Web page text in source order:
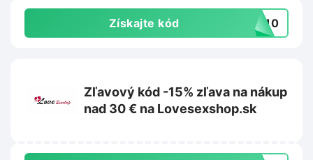
Získajte kód MO10
Zľavový kód -15% zľava na nákup
nad 30 € na Lovesexshop.sk